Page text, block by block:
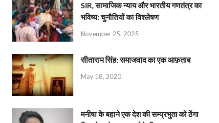
SIR, सामाजिक न्याय और भारतीय गणतंत्र का
भविष्य: चुनौतियों का विश्लेषण
November 25, 2025
सीताराम सिंह: समाजवाद का एक आफ़ताब
May 18, 2020
मनीषा के बहाने एक देश की सम्प्रभुता को ठेंगा